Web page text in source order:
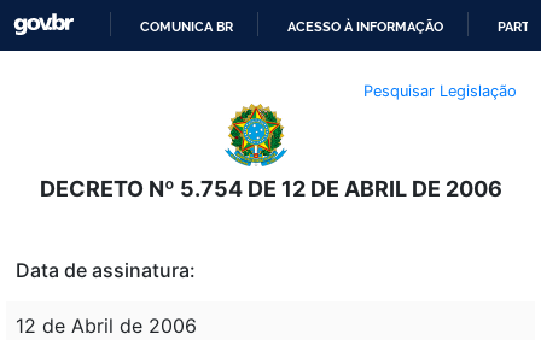
O
CONTEÚDO
COMUNICA BR ACESSO À INFORMAÇÃO
Pesquisar Legislação
DECRETO Nº 5.754 DE 12 DE ABRIL DE 2006
Data de assinatura:
12 de Abril de 2006